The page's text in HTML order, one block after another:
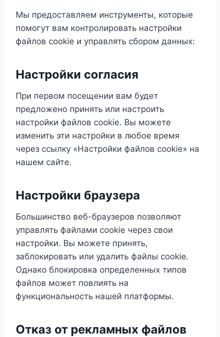
Мы предоставляем инструменты, которые
помогут вам контролировать настройки
файлов cookie и управлять сбором данных:
Настройки согласия
При первом посещении вам будет
предложено принять или настроить
настройки файлов cookie. Вы можете
изменить эти настройки в любое время
через ссылку «Настройки файлов cookie» на
нашем сайте.
Настройки браузера
Большинство веб-браузеров позволяют
управлять файлами cookie через свои
настройки. Вы можете принять,
заблокировать или удалить файлы cookie.
Однако блокировка определенных типов
файлов может повлиять на
функциональность нашей платформы.
Отказ от рекламных файлов